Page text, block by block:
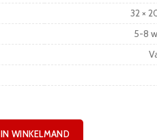
32 ×
5-8
IN WINKELMAND